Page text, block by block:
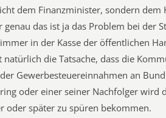
dem Finanzminister, sondern dem
das ist ja das Problem bei der
in der Kasse der öffentlichen
die Tatsache, dass die
Gewerbesteuereinnahmen an
oder einer seiner Nachfolger wird
oder später zu spüren bekommen.